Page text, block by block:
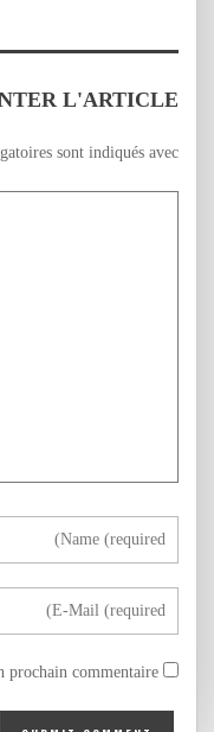
L'ARTICLE
sont indiqués avec
commentaire.